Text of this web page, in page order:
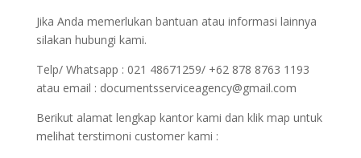
Jika Anda memerlukan bantuan atau informasi lainnya
silakan hubungi kami.
Telp/ Whatsapp : 021 48671259/ +62 878 8763 1193
atau email : documentsserviceagency@gmail.com
Berikut alamat lengkap kantor kami dan klik map untuk
melihat terstimoni customer kami :